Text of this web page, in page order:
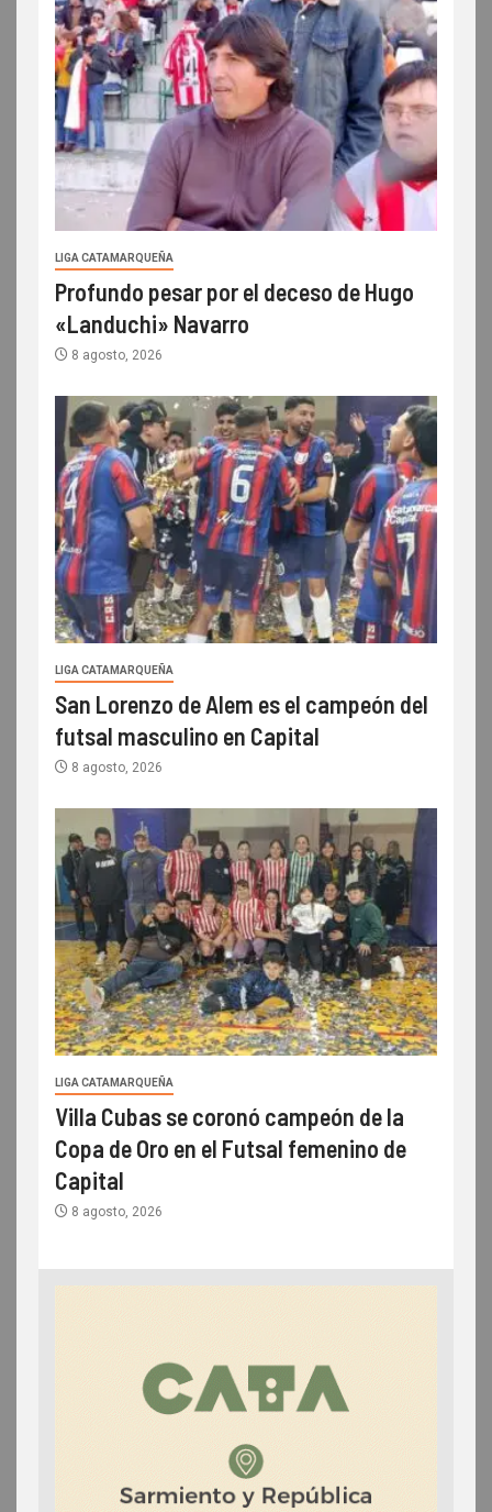
LIGA CATAMARQUEÑA
Profundo pesar por el deceso de Hugo
«Landuchi» Navarro
8 agosto, 2026
LIGA CATAMARQUEÑA
San Lorenzo de Alem es el campeón del
futsal masculino en Capital
8 agosto, 2026
LIGA CATAMARQUEÑA
Villa Cubas se coronó campeón de la
Copa de Oro en el Futsal femenino de
Capital
8 agosto, 2026